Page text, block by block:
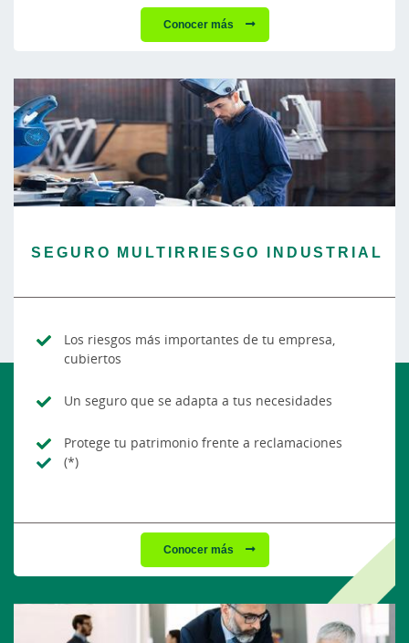
Conocer más
SEGURO MULTIRRIESGO INDUSTRIAL
Los riesgos más importantes de tu empresa,
cubiertos
Un seguro que se adapta a tus necesidades
Protege tu patrimonio frente a reclamaciones
(*)
Conocer más